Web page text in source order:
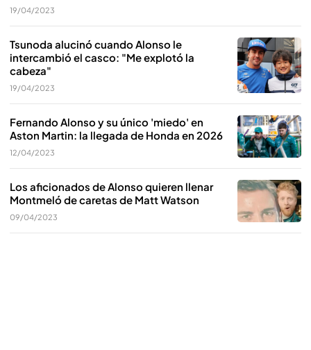
19/04/2023
Tsunoda alucinó cuando Alonso le
intercambió el casco: "Me explotó la
cabeza"
19/04/2023
Fernando Alonso y su único 'miedo' en
Aston Martin: la llegada de Honda en 2026
12/04/2023
Los aficionados de Alonso quieren llenar
Montmeló de caretas de Matt Watson
09/04/2023